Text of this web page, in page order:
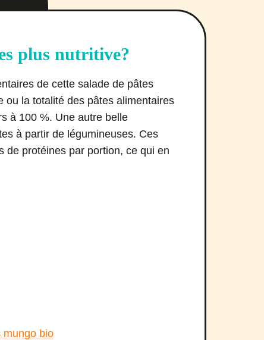
plus nutritive?
de cette salade de pâtes
ou la totalité des pâtes alimentaires
à 100 %. Une autre belle
à partir de légumineuses. Ces
de protéines par portion, ce qui en
mungo bio